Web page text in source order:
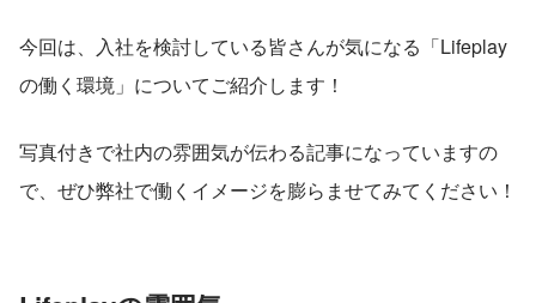
今回は、入社を検討している皆さんが気になる「Lifeplay
の働く環境」についてご紹介します！
写真付きで社内の雰囲気が伝わる記事になっていますの
で、ぜひ弊社で働くイメージを膨らませてみてください！